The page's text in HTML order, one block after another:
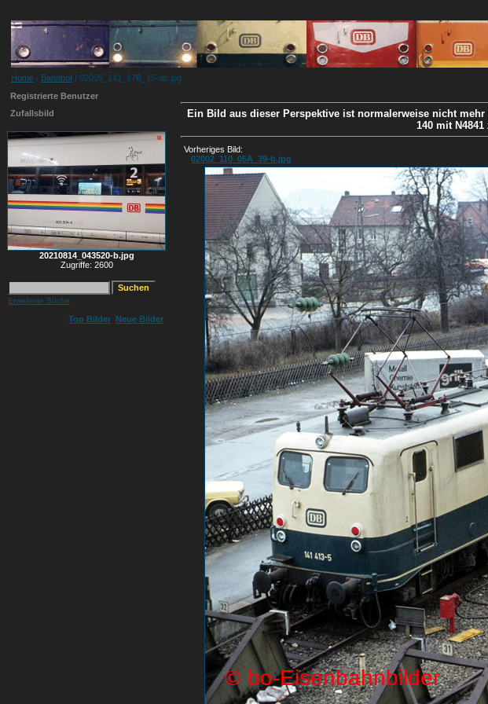
Home / Bahnhof / 02005_141_17B_15-db.jpg
Registrierte Benutzer
Zufallsbild
20210814_043520-b.jpg
Zugriffe: 2600
Erweiterte Suche
Top Bilder Neue Bilder
Ein Bild aus dieser Perspektive ist normalerweise nicht
140 mit
Vorheriges Bild:
02002_110_05A_39-b.jpg